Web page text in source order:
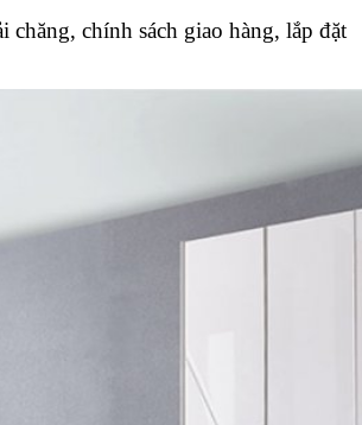
chăng, chính sách giao hàng, lắp đặt